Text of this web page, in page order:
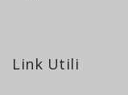
Link Utili